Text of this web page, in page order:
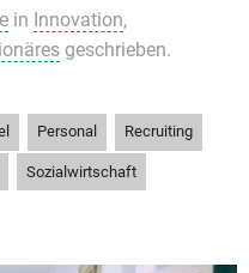
in Innovation,
geschrieben.
Personal Recruiting
Sozialwirtschaft